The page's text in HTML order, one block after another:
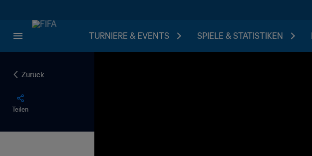
TURNIERE & EVENTS SPIELE & STATISTIKEN
Zurück
Teilen